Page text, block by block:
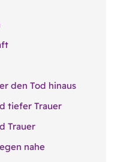
den Tod hinaus
tiefer Trauer
Trauer
nahe